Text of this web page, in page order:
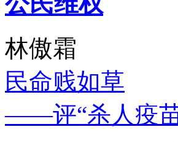
林傲霜
民命贱如草
——评“杀人疫